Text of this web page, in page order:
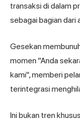
transaksi di dalam
sebagai bagian dari
Gesekan
momen "Anda
kami", memberi
terintegrasi
Ini bukan tren